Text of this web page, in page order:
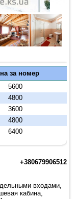
за номер
5600
4800
3600
4800
6400
+380679906512
входами,
кабина,